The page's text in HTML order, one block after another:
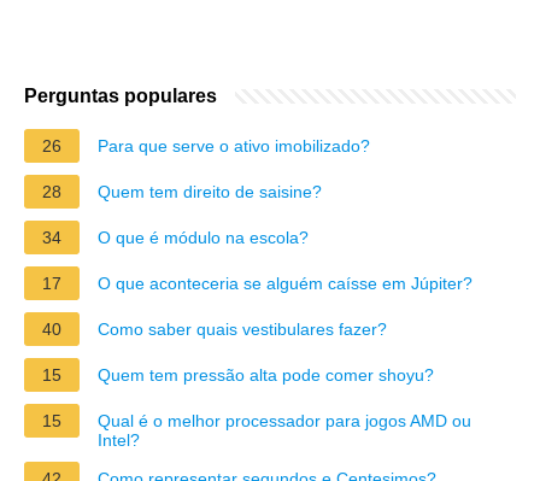
Perguntas populares
26 Para que serve o ativo imobilizado?
28 Quem tem direito de saisine?
34 O que é módulo na escola?
17 O que aconteceria se alguém caísse em Júpiter?
40 Como saber quais vestibulares fazer?
15 Quem tem pressão alta pode comer shoyu?
15
Qual é o melhor processador para jogos AMD ou
Intel?